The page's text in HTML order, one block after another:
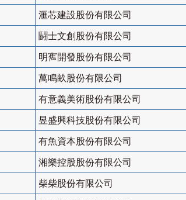
滙芯建設股份有限公司
鬪士文創股份有限公司
明寯開發股份有限公司
萬鳴畝股份有限公司
有意義美術股份有限公司
昱盛興科技股份有限公司
有魚資本股份有限公司
湘樂控股股份有限公司
柴柴股份有限公司